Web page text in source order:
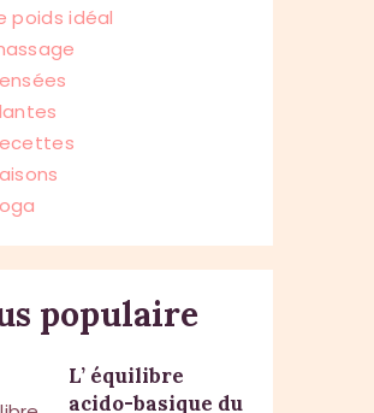
poids idéal
populaire
L’ équilibre
acido-basique du